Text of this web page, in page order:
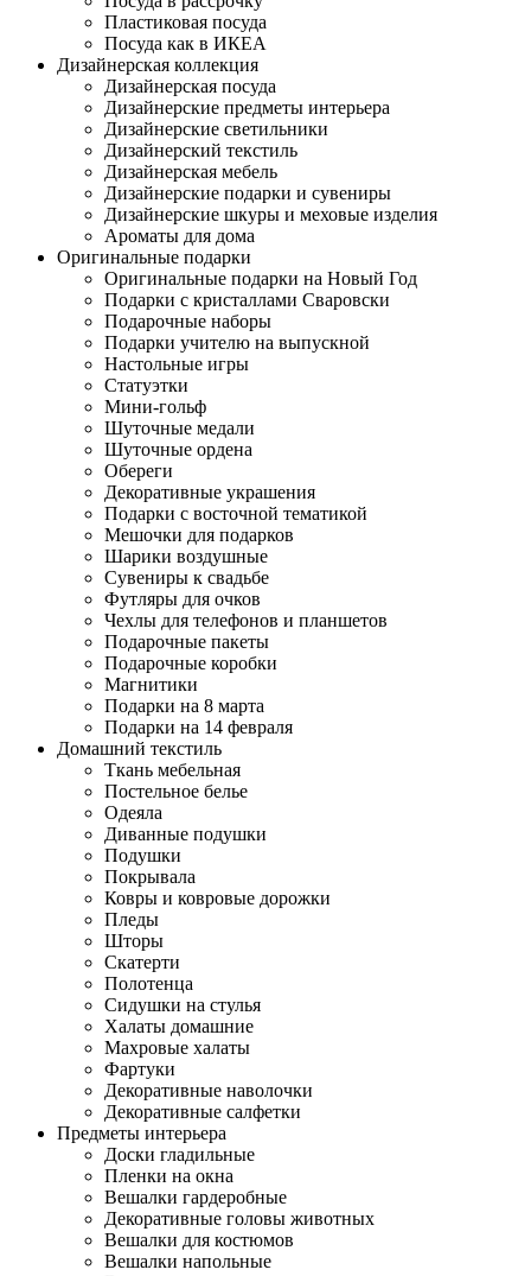
Пластиковая посуда
Посуда как в ИКЕА
Дизайнерская коллекция
Дизайнерская посуда
Дизайнерские предметы интерьера
Дизайнерские светильники
Дизайнерский текстиль
Дизайнерская мебель
Дизайнерские подарки и сувениры
Дизайнерские шкуры и меховые изделия
Ароматы для дома
Оригинальные подарки
Оригинальные подарки на Новый Год
Подарки с кристаллами Сваровски
Подарочные наборы
Подарки учителю на выпускной
Настольные игры
Статуэтки
Мини-гольф
Шуточные медали
Шуточные ордена
Обереги
Декоративные украшения
Подарки с восточной тематикой
Мешочки для подарков
Шарики воздушные
Сувениры к свадьбе
Футляры для очков
Чехлы для телефонов и планшетов
Подарочные пакеты
Подарочные коробки
Магнитики
Подарки на 8 марта
Подарки на 14 февраля
Домашний текстиль
Ткань мебельная
Постельное белье
Одеяла
Диванные подушки
Подушки
Покрывала
Ковры и ковровые дорожки
Пледы
Шторы
Скатерти
Полотенца
Сидушки на стулья
Халаты домашние
Махровые халаты
Фартуки
Декоративные наволочки
Декоративные салфетки
Предметы интерьера
Доски гладильные
Пленки на окна
Вешалки гардеробные
Декоративные головы животных
Вешалки для костюмов
Вешалки напольные